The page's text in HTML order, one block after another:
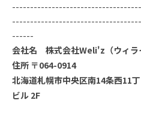
------
会社名 株式会社Weli'z（ウィラ
住所 〒064-0914
北海道札幌市中央区南14条西11
ビル 2F